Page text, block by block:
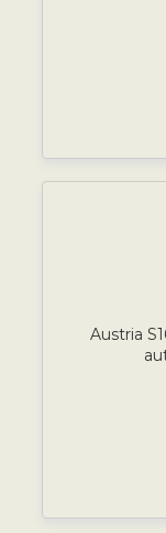
Austria